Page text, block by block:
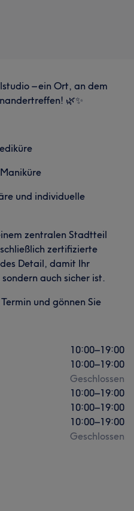
– ein Ort, an dem
🌿✨
und individuelle
zentralen Stadtteil
zertifizierte
Detail, damit Ihr
auch sicher ist.
und gönnen Sie
10:00–19:00
10:00–19:00
Geschlossen
10:00–19:00
10:00–19:00
10:00–19:00
Geschlossen